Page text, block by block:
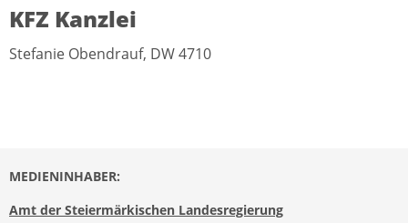
KFZ Kanzlei
Stefanie Obendrauf, DW 4710
MEDIENINHABER:
Amt der Steiermärkischen Landesregierung